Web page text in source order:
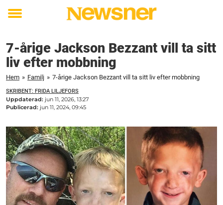
Toggle
7-årige Jackson Bezzant vill ta sitt
liv efter mobbning
Hem » Familj » 7-årige Jackson Bezzant vill ta sitt liv efter mobbning
SKRIBENT: FRIDA LILJEFORS
Uppdaterad: jun 11, 2026, 13:27
Publicerad: jun 11, 2024, 09:45